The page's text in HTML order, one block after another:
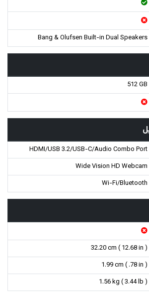
Bang & Olufsen Built-in Dual Speakers
512 GB
HDMI/USB 3.2/USB-C/Audio Combo Port
Wide Vision HD Webcam
Wi-Fi/Bluetooth
32.20 cm ( 12.68 in )
1.99 cm ( .78 in )
1.56 kg ( 3.44 lb )